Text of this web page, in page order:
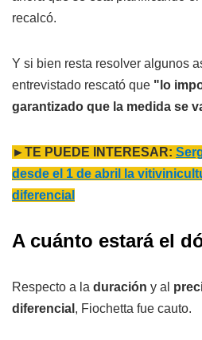
recalcó.
Y si bien resta resolver algunos
entrevistado rescató que "lo
garantizado que la medida se
►TE PUEDE INTERESAR:
desde el 1 de abril la
diferencial
A cuánto estará el
Respecto a la duración y al
diferencial , Fiochetta fue cauto.